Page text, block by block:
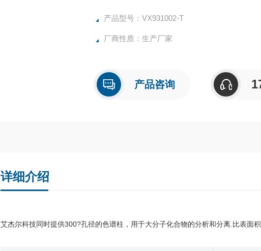
产品型号：VX931002-T
厂商性质：生产厂家
产品咨询
详细介绍
艾杰尔科技同时提供300?孔径的色谱柱，用于大分子化合物的分析和分离.比表面